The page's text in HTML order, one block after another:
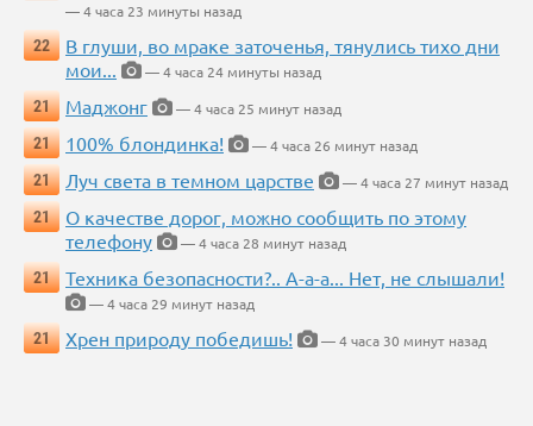
— 4 часа 23 минуты назад
22
В глуши, во мраке заточенья, тянулись тихо дни
мои...
— 4 часа 24 минуты назад
21
Маджонг
— 4 часа 25 минут назад
21
100% блондинка!
— 4 часа 26 минут назад
21
Луч света в темном царстве
— 4 часа 27 минут назад
21
О качестве дорог, можно сообщить по этому
телефону
— 4 часа 28 минут назад
21
Техника безопасности?.. А-а-а... Нет, не слышали!
— 4 часа 29 минут назад
21
Хрен природу победишь! — 4 часа 30 минут назад